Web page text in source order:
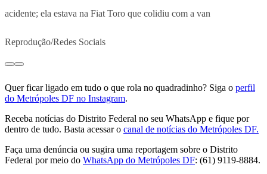
acidente; ela estava na Fiat Toro que colidiu com a van
Reprodução/Redes Sociais
Quer ficar ligado em tudo o que rola no quadradinho? Siga o perfil
do Metrópoles DF no Instagram.
Receba notícias do Distrito Federal no seu WhatsApp e fique por
dentro de tudo. Basta acessar o canal de notícias do Metrópoles DF.
Faça uma denúncia ou sugira uma reportagem sobre o Distrito
Federal por meio do WhatsApp do Metrópoles DF: (61) 9119-8884.